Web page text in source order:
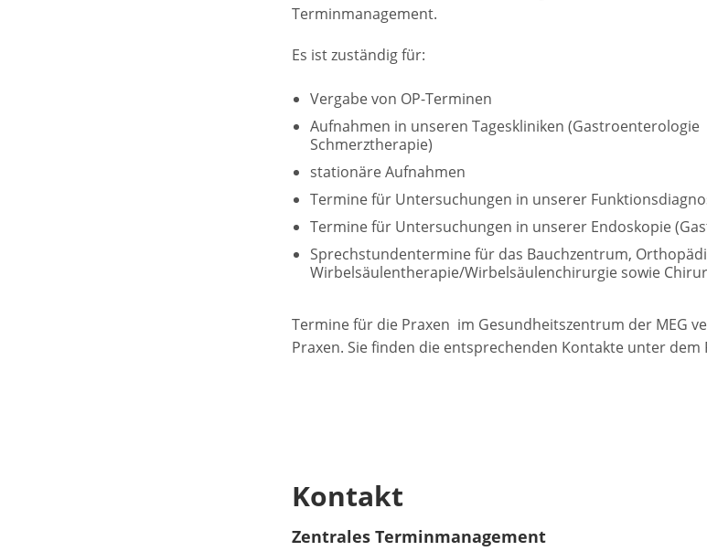
Terminmanagement.
Es ist zuständig für:
Vergabe von OP-Terminen
Aufnahmen in unseren Tageskliniken
Schmerztherapie)
stationäre Aufnahmen
Termine für Untersuchungen in unserer
Termine für Untersuchungen in unserer Endoskopie
Sprechstundentermine für das Bauchzentrum,
Wirbelsäulentherapie/Wirbelsäulenchirurgie sowie
Termine für die Praxen im Gesundheitszentrum der MEG
Praxen. Sie finden die entsprechenden Kontakte unter dem
Kontakt
Zentrales Terminmanagement